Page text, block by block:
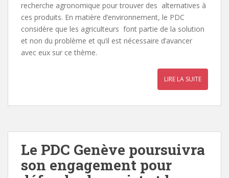
recherche agronomique pour trouver des alternatives à
ces produits. En matière d’environnement, le PDC
considère que les agriculteurs font partie de la solution
et non du problème et qu’il est nécessaire d’avancer
avec eux sur ce thème.
LIRE LA SUITE
Le PDC Genève poursuivra
son engagement pour